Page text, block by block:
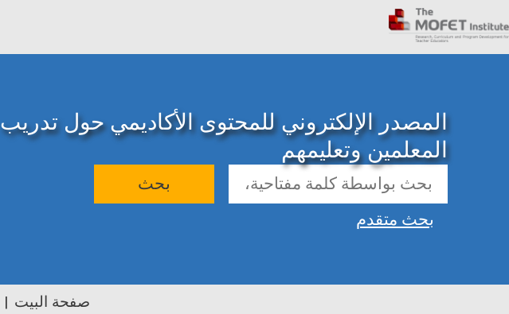
المصدر الإلكتروني للمحتوى الأكاديمي حول تدريب
المعلمين وتعليمهم
بحث
بحث متقدم
صفحة البيت